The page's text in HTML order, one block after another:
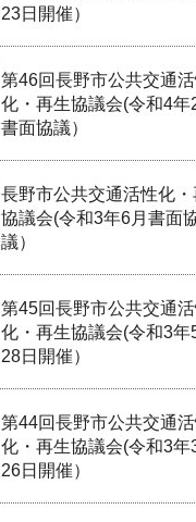
23日開催）
第46回長野市公共交通
化・再生協議会(令和4年
書面協議）
長野市公共交通活性化・
協議会(令和3年6月書面
議）
第45回長野市公共交通
化・再生協議会(令和3年
28日開催）
第44回長野市公共交通
化・再生協議会(令和3年
26日開催）